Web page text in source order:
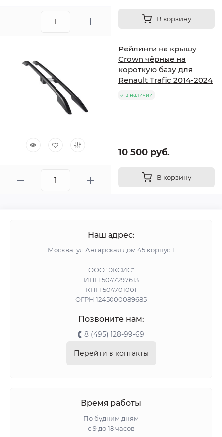
В корзину
Рейлинги на крышу
Crown чёрные на
короткую базу для
Renault Trafic 2014-2024
в наличии
10 500 руб.
В корзину
Наш адрес:
Москва, ул Ангарская дом 45 корпус 1
ООО "ЭКСИС"
ИНН 5047297613
КПП 504701001
ОГРН 1245000089685
Позвоните нам:
8 (495) 128-99-69
Перейти в контакты
Время работы
По будним дням
с 9 до 18 часов